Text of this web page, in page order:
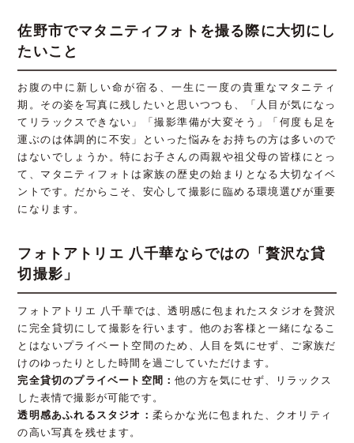
佐野市でマタニティフォトを撮る際に大切にし
たいこと
お腹の中に新しい命が宿る、一生に一度の貴重なマタニティ
期。その姿を写真に残したいと思いつつも、「人目が気になっ
てリラックスできない」「撮影準備が大変そう」「何度も足を
運ぶのは体調的に不安」といった悩みをお持ちの方は多いので
はないでしょうか。特にお子さんの両親や祖父母の皆様にとっ
て、マタニティフォトは家族の歴史の始まりとなる大切なイベ
ントです。だからこそ、安心して撮影に臨める環境選びが重要
になります。
フォトアトリエ 八千華ならではの「贅沢な貸
切撮影」
フォトアトリエ 八千華では、透明感に包まれたスタジオを贅沢
に完全貸切にして撮影を行います。他のお客様と一緒になるこ
とはないプライベート空間のため、人目を気にせず、ご家族だ
けのゆったりとした時間を過ごしていただけます。
完全貸切のプライベート空間：他の方を気にせず、リラックス
した表情で撮影が可能です。
透明感あふれるスタジオ： 柔らかな光に包まれた、クオリティ
の高い写真を残せます。